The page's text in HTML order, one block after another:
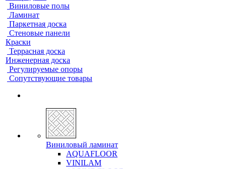
Виниловые полы
Ламинат
Паркетная доска
Стеновые панели
Краски
Террасная доска
Инженерная доска
Регулируемые опоры
Сопутствующие товары
Виниловый ламинат
AQUAFLOOR
VINILAM